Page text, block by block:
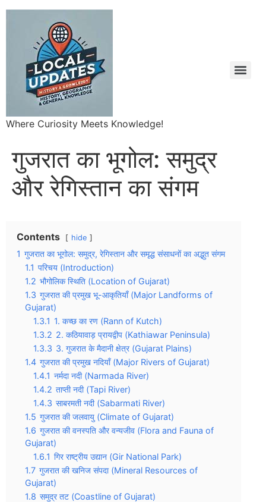
Where Curiosity Meets Knowledge!
गुजरात का भूगोल: समुद्र
और रेगिस्तान का संगम
Contents hide
1 गुजरात का भूगोल: समुद्र, रेगिस्तान और समृद्ध संसाधनों का अद्भुत संगम
1.1 परिचय (Introduction)
1.2 भौगोलिक स्थिति (Location of Gujarat)
1.3 गुजरात की प्रमुख भू-आकृतियाँ (Major Landforms of
Gujarat)
1.3.1 1. कच्छ का रण (Rann of Kutch)
1.3.2 2. कठियावाड़ प्रायद्वीप (Kathiawar Peninsula)
1.3.3 3. गुजरात के मैदानी क्षेत्र (Gujarat Plains)
1.4 गुजरात की प्रमुख नदियाँ (Major Rivers of Gujarat)
1.4.1 नर्मदा नदी (Narmada River)
1.4.2 ताप्ती नदी (Tapi River)
1.4.3 साबरमती नदी (Sabarmati River)
1.5 गुजरात की जलवायु (Climate of Gujarat)
1.6 गुजरात की वनस्पति और वन्यजीव (Flora and Fauna of
Gujarat)
1.6.1 गिर राष्ट्रीय उद्यान (Gir National Park)
1.7 गुजरात की खनिज संपदा (Mineral Resources of
Gujarat)
1.8 समुद्र तट (Coastline of Gujarat)